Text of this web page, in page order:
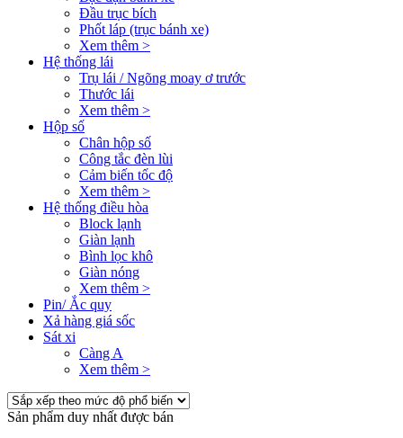
Đầu trục bích
Phốt láp (trục bánh xe)
Xem thêm >
Hệ thống lái
Trụ lái / Ngõng moay ơ trước
Thước lái
Xem thêm >
Hộp số
Chân hộp số
Công tắc đèn lùi
Cảm biến tốc độ
Xem thêm >
Hệ thống điều hòa
Block lạnh
Giàn lạnh
Bình lọc khô
Giàn nóng
Xem thêm >
Pin/ Ắc quy
Xả hàng giá sốc
Sát xi
Càng A
Xem thêm >
Sản phẩm duy nhất được bán